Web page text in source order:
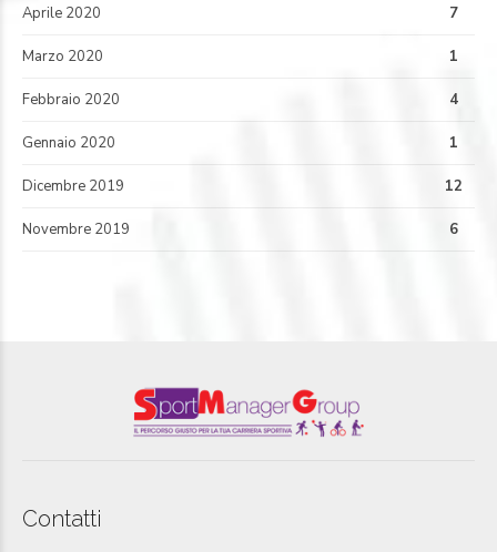
Aprile 2020 7
Marzo 2020 1
Febbraio 2020 4
Gennaio 2020 1
Dicembre 2019 12
Novembre 2019 6
Contatti